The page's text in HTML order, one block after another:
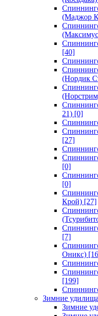
(Маджор
[40]
(Нордик
21) [0]
[27]
[0]
[0]
Крой) [27]
[7]
Оникс)
[199]
Зимние удилища
Зимние